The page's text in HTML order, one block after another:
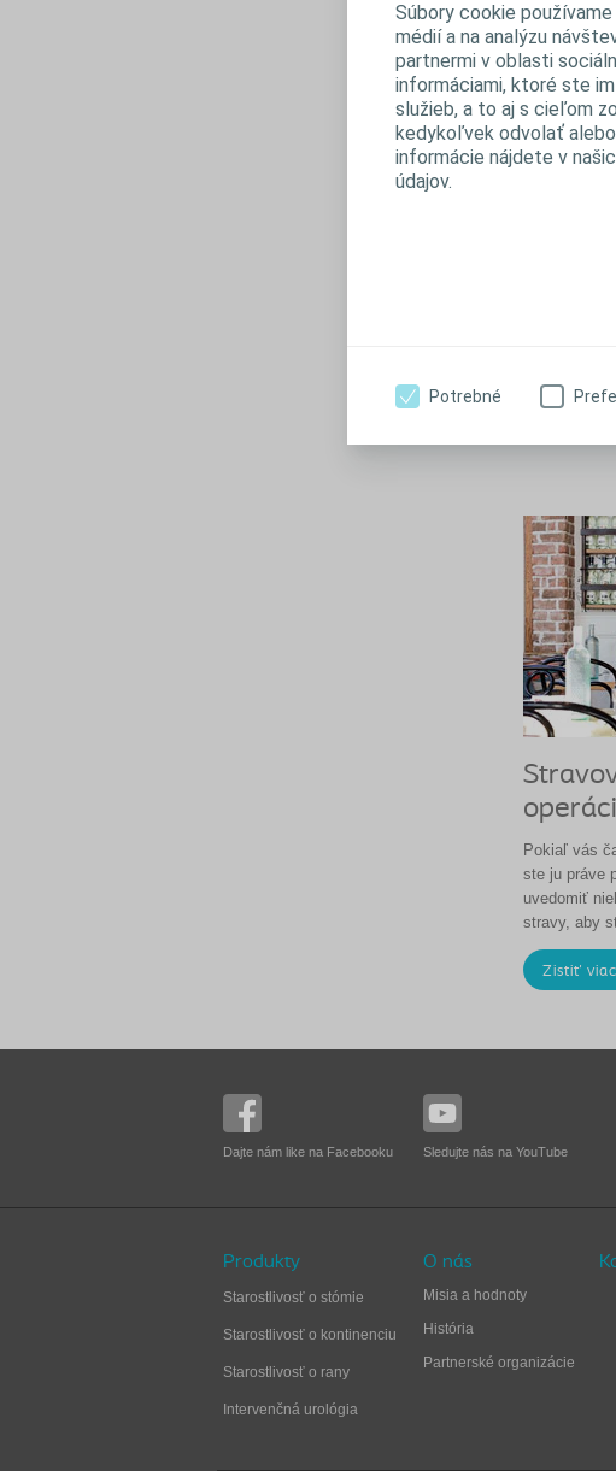
Súbory cookie
médií a na analýzu
partnermi v oblasti
informáciami, ktoré ste
služieb, a to aj s cieľom
kedykoľvek odvolať alebo
informácie nájdete v
údajov.
Potrebné
Pre zdravie
Zistiť viac
Pokiaľ vás
ste ju práve
uvedomiť
stravy, aby
Zistiť viac
Dajte nám like na Facebooku Sledujte nás na YouTube
Produkty
Starostlivosť o stómie
Starostlivosť o kontinenciu
Starostlivosť o rany
Intervenčná urológia
O nás
Misia a hodnoty
História
Partnerské organizácie